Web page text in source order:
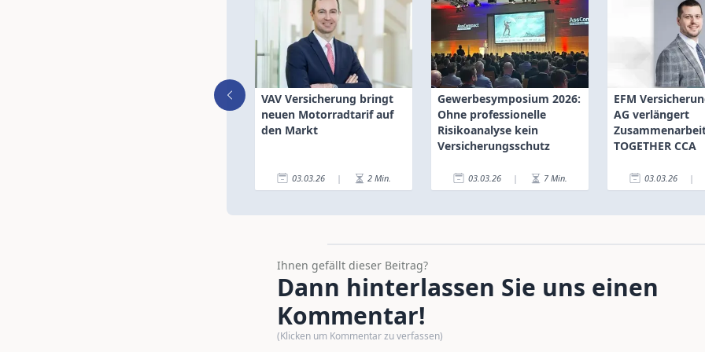
VAV Versicherung bringt
neuen Motorradtarif auf
den Markt
03.03.26 | 2 Min.
Gewerbesymposium 2026:
Ohne professionelle
Risikoanalyse kein
Versicherungsschutz
03.03.26 | 7 Min.
EFM
AG verlängert
TOGETHER CCA
03.03.26 |
Ihnen gefällt dieser Beitrag?
Dann hinterlassen Sie uns einen
Kommentar!
(Klicken um Kommentar zu verfassen)